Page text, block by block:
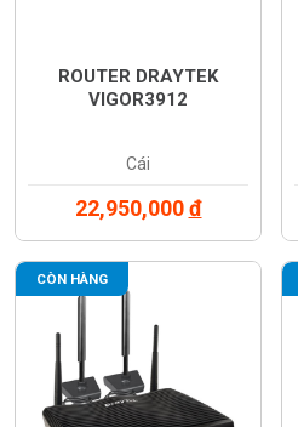
ROUTER DRAYTEK
VIGOR3912
Cái
22,950,000đ
CÒN HÀNG